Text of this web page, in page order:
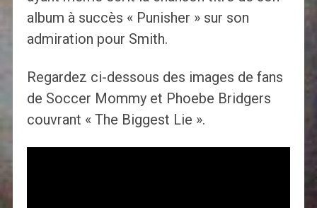
album à succès « Punisher » sur son
admiration pour Smith.
Regardez ci-dessous des images de fans
de Soccer Mommy et Phoebe Bridgers
couvrant « The Biggest Lie ».